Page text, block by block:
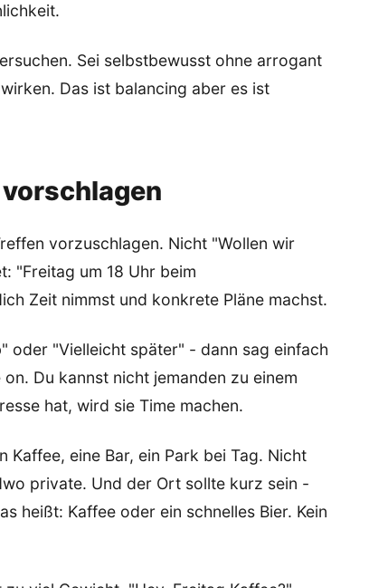
Sei selbstbewusst ohne arrogant
Das ist balancing aber es ist
vorzuschlagen. Nicht "Wollen wir
"Freitag um 18 Uhr beim
Zeit nimmst und konkrete Pläne machst.
oder "Vielleicht später" - dann sag einfach
Du kannst nicht jemanden zu einem
hat, wird sie Time machen.
eine Bar, ein Park bei Tag. Nicht
private. Und der Ort sollte kurz sein -
heißt: Kaffee oder ein schnelles Bier. Kein